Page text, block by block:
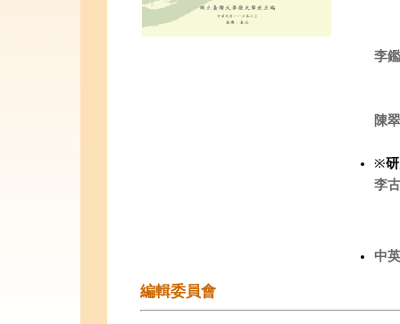
李
陳
※
李
中
編輯委員會